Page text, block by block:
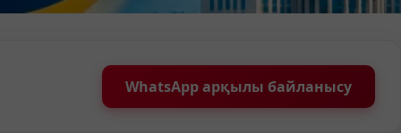
WhatsApp арқылы байланысу